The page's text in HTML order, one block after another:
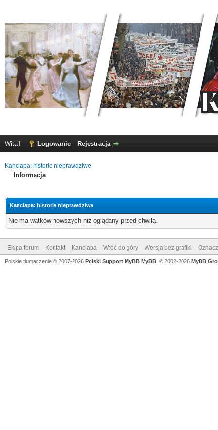
Witaj! Logowanie Rejestracja
Kanciapa: historie nieprawdziwe
Informacja
Kanciapa: historie nieprawdziwe
Nie ma wątków nowszych niż oglądany przed chwilą.
Ekipa forum Kontakt Kanciapa Wróć do góry Wersja bez grafiki
Polskie tłumaczenie © 2007-2026 Polski Support MyBB MyBB , © 2002-2026 MyBB